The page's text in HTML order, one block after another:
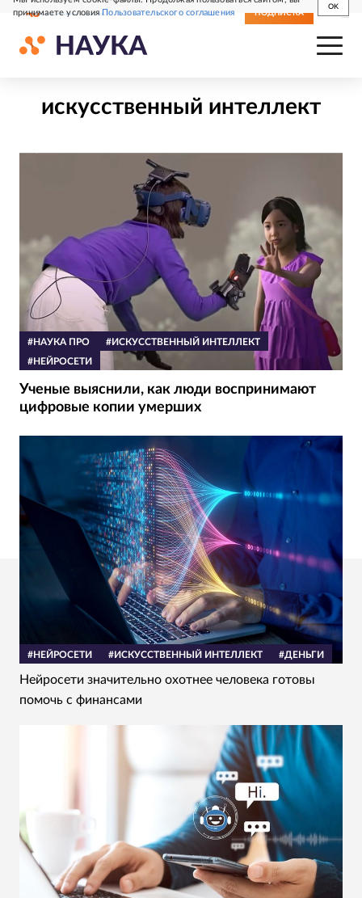
принимаете условияПользовательского соглашения
OK
СВЕЖИЙ НОМЕР ПОДПИСКА
искусственный интеллект
#НАУКА ПРО
#ИСКУССТВЕННЫЙ ИНТЕЛЛЕКТ
#НЕЙРОСЕТИ
Ученые выяснили, как люди воспринимают
цифровые копии умерших
#НЕЙРОСЕТИ #ИСКУССТВЕННЫЙ ИНТЕЛЛЕКТ #ДЕНЬГИ
Нейросети значительно охотнее человека готовы
помочь с финансами